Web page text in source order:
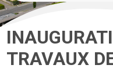
TRAVAUX